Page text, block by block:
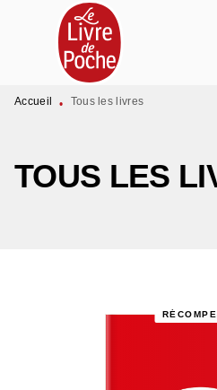
MENU RECHERCHE
PIED DE PAGE
Accueil • Tous les livres
TOUS LES